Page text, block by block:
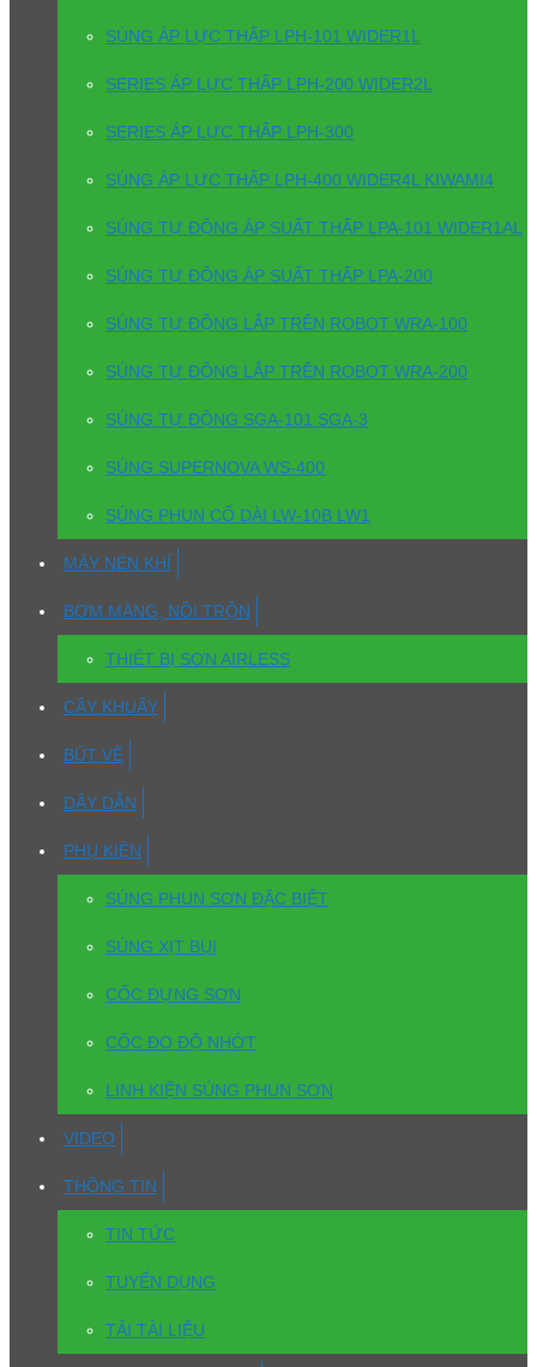
SÚNG ÁP LỰC THẤP LPH-101 WIDER1L
SERIES ÁP LỰC THẤP LPH-200 WIDER2L
SERIES ÁP LỰC THẤP LPH-300
SÚNG ÁP LỰC THẤP LPH-400 WIDER4L KIWAMI4
SÚNG TỰ ĐỘNG ÁP SUẤT THẤP LPA-101 WIDER1AL
SÚNG TỰ ĐỘNG ÁP SUẤT THẤP LPA-200
SÚNG TỰ ĐỘNG LẮP TRÊN ROBOT WRA-100
SÚNG TỰ ĐỘNG LẮP TRÊN ROBOT WRA-200
SÚNG TỰ ĐỘNG SGA-101 SGA-3
SÚNG SUPERNOVA WS-400
SÚNG PHUN CỔ DÀI LW-10B LW1
MÁY NÉN KHÍ
BƠM MÀNG, NỒI TRỘN
THIẾT BỊ SƠN AIRLESS
CÂY KHUẤY
BÚT VẼ
DÂY DẪN
PHỤ KIỆN
SÚNG PHUN SƠN ĐẶC BIỆT
SÚNG XỊT BỤI
CỐC ĐỰNG SƠN
CỐC ĐO ĐỘ NHỚT
LINH KIỆN SÚNG PHUN SƠN
VIDEO
THÔNG TIN
TIN TỨC
TUYỂN DỤNG
TẢI TÀI LIỆU